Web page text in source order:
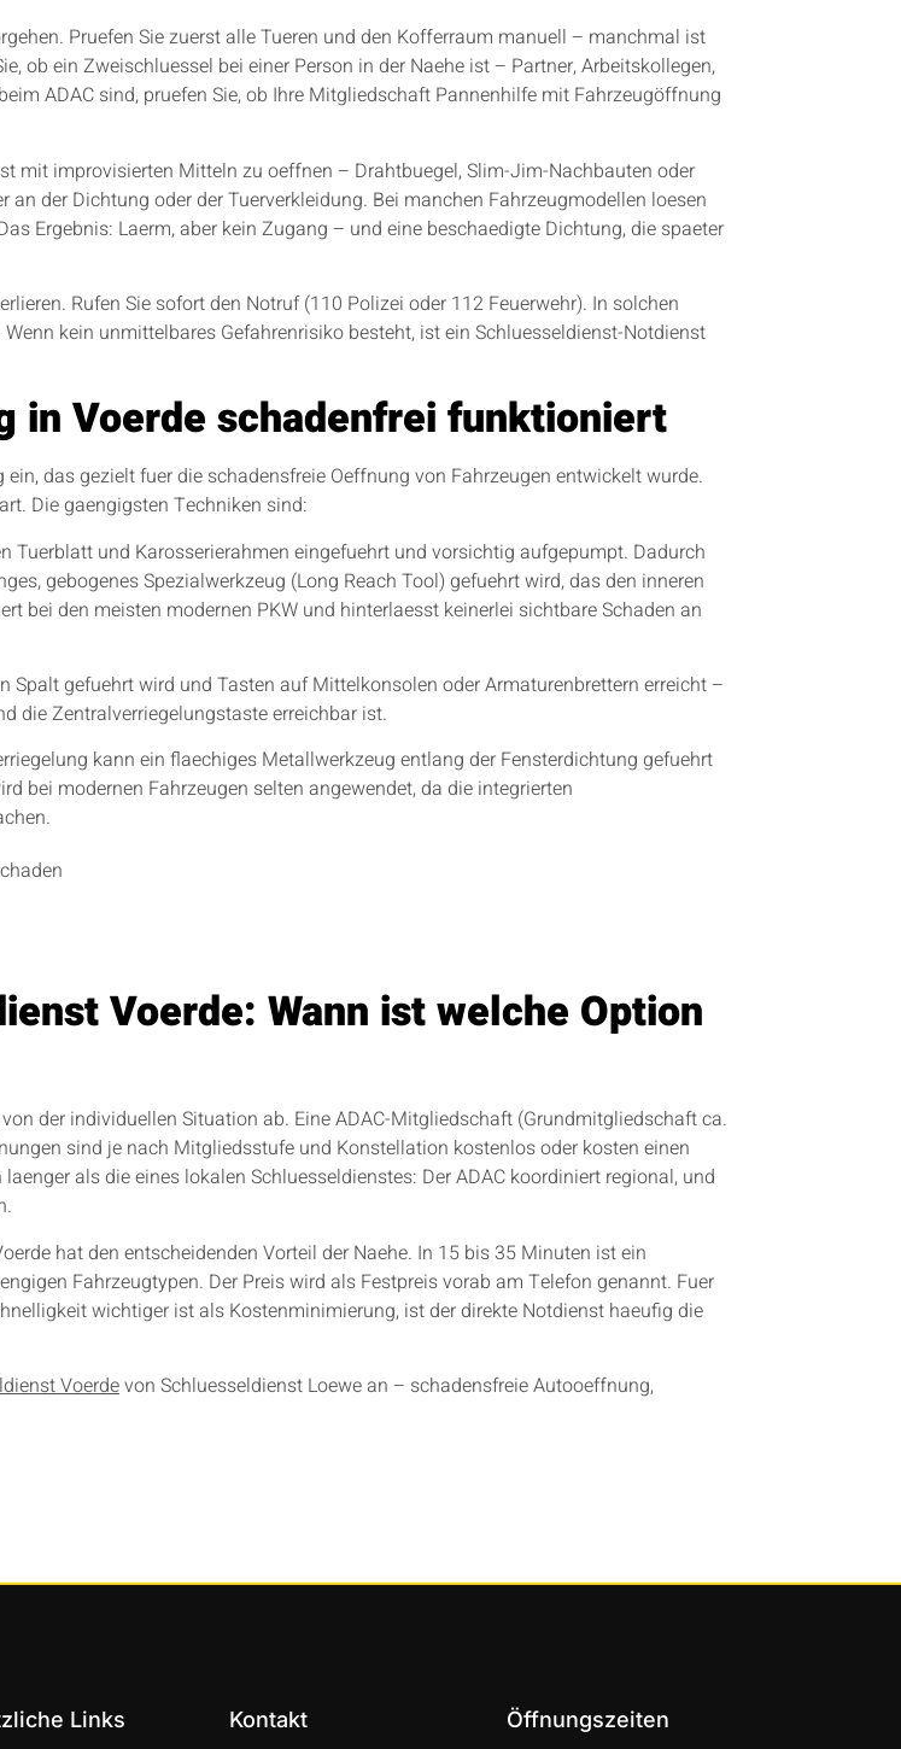
Pruefen Sie zuerst alle Tueren und den Kofferraum manuell – manchmal ist
ob ein Zweischluessel bei einer Person in der Naehe ist – Partner, Arbeitskollegen,
ADAC sind, pruefen Sie, ob Ihre Mitgliedschaft Pannenhilfe mit Fahrzeugöffnung
mit improvisierten Mitteln zu oeffnen – Drahtbuegel, Slim-Jim-Nachbauten oder
der Dichtung oder der Tuerverkleidung. Bei manchen Fahrzeugmodellen loesen
Ergebnis: Laerm, aber kein Zugang – und eine beschaedigte Dichtung, die spaeter
Rufen Sie sofort den Notruf (110 Polizei oder 112 Feuerwehr). In solchen
kein unmittelbares Gefahrenrisiko besteht, ist ein Schluesseldienst-Notdienst
in Voerde schadenfrei funktioniert
das gezielt fuer die schadensfreie Oeffnung von Fahrzeugen entwickelt wurde.
Die gaengigsten Techniken sind:
Tuerblatt und Karosserierahmen eingefuehrt und vorsichtig aufgepumpt. Dadurch
gebogenes Spezialwerkzeug (Long Reach Tool) gefuehrt wird, das den inneren
bei den meisten modernen PKW und hinterlaesst keinerlei sichtbare Schaden an
Spalt gefuehrt wird und Tasten auf Mittelkonsolen oder Armaturenbrettern erreicht –
die Zentralverriegelungstaste erreichbar ist.
kann ein flaechiges Metallwerkzeug entlang der Fensterdichtung gefuehrt
bei modernen Fahrzeugen selten angewendet, da die integrierten
Voerde: Wann ist welche Option
der individuellen Situation ab. Eine ADAC-Mitgliedschaft (Grundmitgliedschaft ca.
sind je nach Mitgliedsstufe und Konstellation kostenlos oder kosten einen
als die eines lokalen Schluesseldienstes: Der ADAC koordiniert regional, und
hat den entscheidenden Vorteil der Naehe. In 15 bis 35 Minuten ist ein
Fahrzeugtypen. Der Preis wird als Festpreis vorab am Telefon genannt. Fuer
wichtiger ist als Kostenminimierung, ist der direkte Notdienst haeufig die
Voerdevon Schluesseldienst Loewe an – schadensfreie Autooeffnung,
Links Kontakt Öffnungszeiten